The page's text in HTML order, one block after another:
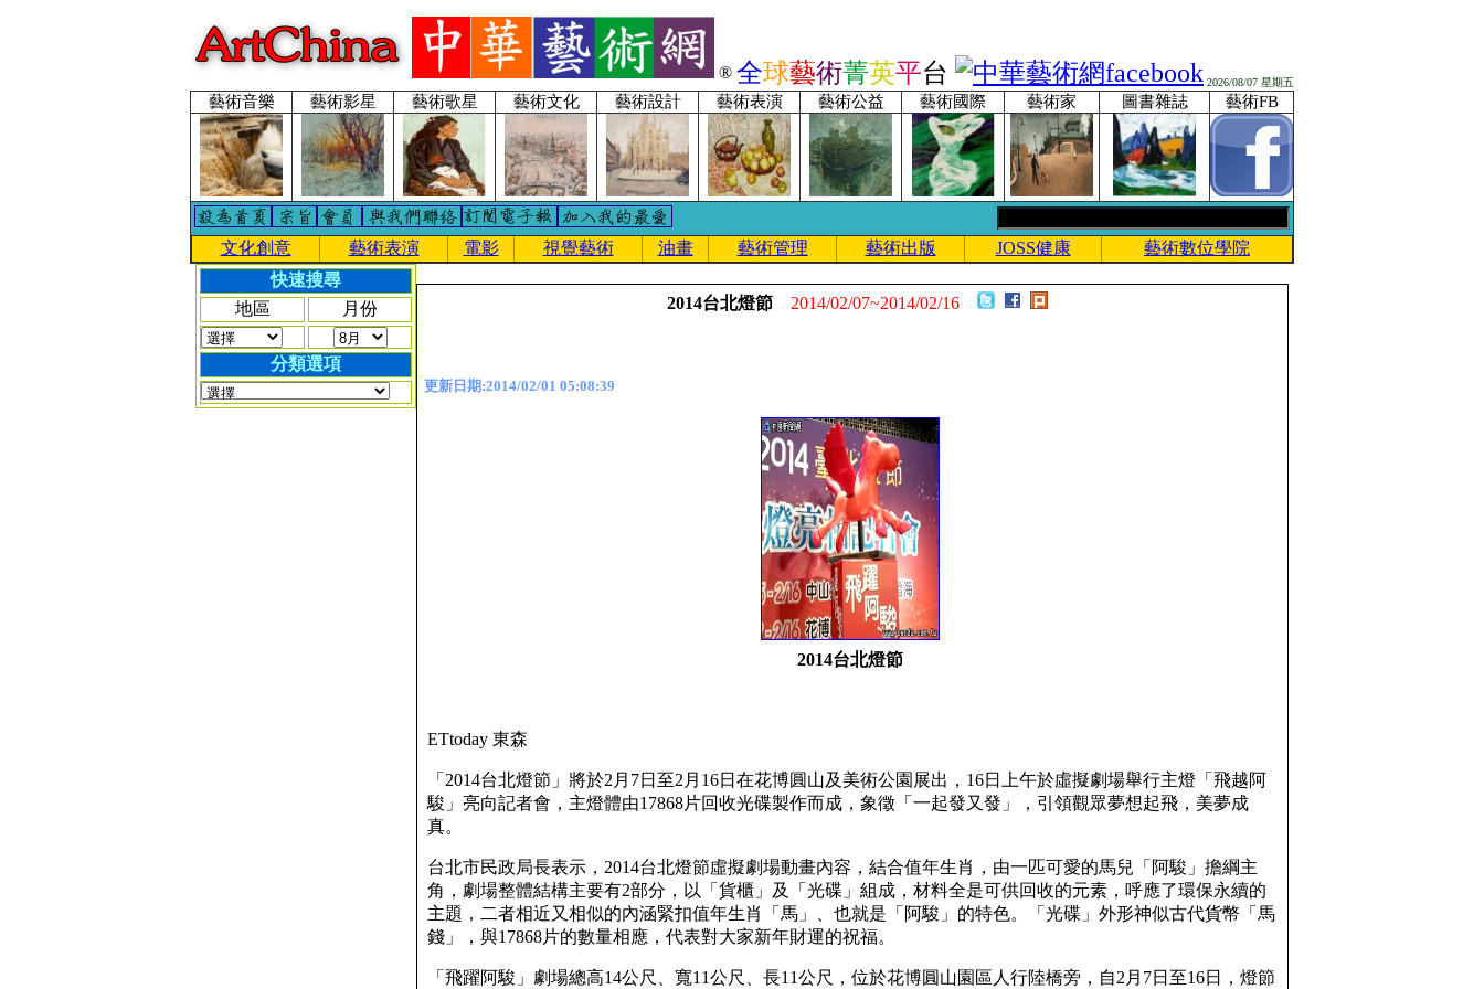
® 全球藝術菁英平台 2026/08/07 星期五
藝術音樂 藝術影星 藝術歌星 藝術文化 藝術設計 藝術表演 藝術公益 藝術國際 藝術家 圖書雜誌 藝術FB
文化創意 藝術表演 電影 視覺藝術 油畫 藝術管理 藝術出版 JOSS健康
藝術數位學院
快速搜尋
地區
月份
分類選項
2014台北燈節 2014/02/07~2014/02/16
更新日期:2014/02/01 05:08:39
2014台北燈節
ETtoday 東森
「2014台北燈節」將於2月7日至2月16日在花博圓山及美術公園展出，16日上午於虛擬劇場舉行主燈「飛越阿
駿」亮向記者會，主燈體由17868片回收光碟製作而成，象徵「一起發又發」，引領觀眾夢想起飛，美夢成
真。
台北市民政局長表示，2014台北燈節虛擬劇場動畫內容，結合值年生肖，由一匹可愛的馬兒「阿駿」擔綱主
角，劇場整體結構主要有2部分，以「貨櫃」及「光碟」組成，材料全是可供回收的元素，呼應了環保永續的
主題，二者相近又相似的內涵緊扣值年生肖「馬」、也就是「阿駿」的特色。「光碟」外形神似古代貨幣「馬
錢」，與17868片的數量相應，代表對大家新年財運的祝福。
「飛躍阿駿」劇場總高14公尺、寬11公尺、長11公尺，位於花博圓山園區人行陸橋旁，自2月7日至16日，燈節